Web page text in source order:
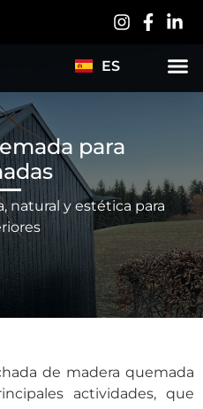
ES
DE
para
natural y estética para
de madera quemada
actividades, que